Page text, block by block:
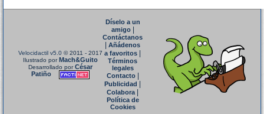
Velocidactil v5.0 © 2011 - 2017
Ilustrado porMach&Guito
Desarrollado porCésar
Patiño
Díselo a un
amigo|
Contáctanos
Añádenos
a favoritos
Términos
legales
Contacto|
Publicidad
Colabora|
Política de
Cookies